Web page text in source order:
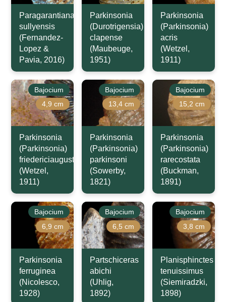
Paragarantiana
sullyensis
(Fernandez-
Lopez &
Pavia, 2016)
Parkinsonia
(Durotrigensia)
clapense
(Maubeuge,
1951)
Parkinsonia
(Parkinsonia)
acris
(Wetzel,
1911)
Bajocium
4,9 cm
Parkinsonia
(Parkinsonia)
friedericiaugusti
(Wetzel,
1911)
Bajocium
13,4 cm
Parkinsonia
(Parkinsonia)
parkinsoni
(Sowerby,
1821)
Bajocium
15,2 cm
Parkinsonia
(Parkinsonia)
rarecostata
(Buckman,
1891)
Bajocium
6,9 cm
Parkinsonia
ferruginea
(Nicolesco,
1928)
Bajocium
6,5 cm
Partschiceras
abichi
(Uhlig,
1892)
Bajocium
3,8 cm
Planisphinctes
tenuissimus
(Siemiradzki,
1898)